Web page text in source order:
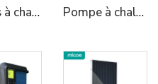
Pompes à chaleur monobloc R290 Air-Eau Micoe pour chauffe-eau Pompe à chaleur pour piscine Micoe Inverter R410A